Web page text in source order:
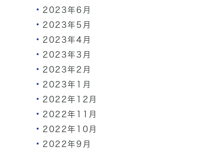
2023年6月
2023年5月
2023年4月
2023年3月
2023年2月
2023年1月
2022年12月
2022年11月
2022年10月
2022年9月